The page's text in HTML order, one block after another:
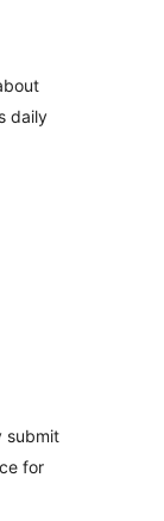
daily
submit
for